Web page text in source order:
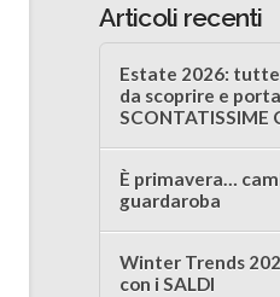
Articoli recenti
Estate 2026:
da scoprire e
SCONTATISSIME
È primavera…
guardaroba
Winter Trends
con i SALDI